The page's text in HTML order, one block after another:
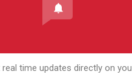
real time updates directly on you